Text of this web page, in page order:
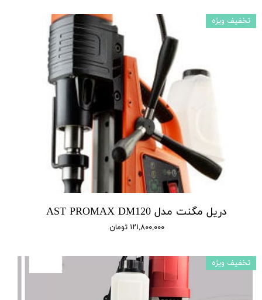
دریل مگنت مدل AST PROMAX DM120
۱۲۱,۸۰۰,۰۰۰ تومان
تخفیف ویژه
تخفیف ویژه